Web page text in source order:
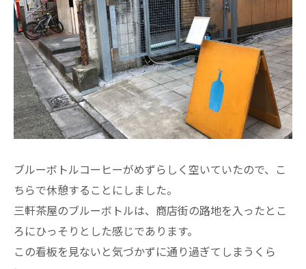
ブルーボトルコーヒーがめずらしく空いていたので、こ
ちらで休憩することにしました。
三軒茶屋のブルーボトルは、商店街の路地を入ったとこ
ろにひっそりとした感じであります。
この看板を見ないと気づかずに通り過ぎてしまうくら